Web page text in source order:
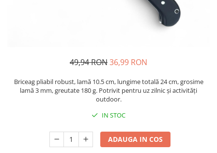
Masini de tocat si macinat
bucatarie
Prese si storcatoare manuale
Cantare electronice comerciale
49,94 RON36,99 RON
Briceag pliabil robust, lamă 10.5 cm, lungime totală 24 cm, grosime
lamă 3 mm, greutate 180 g. Potrivit pentru uz zilnic și activități
outdoor.
IN STOC
ADAUGA IN COS